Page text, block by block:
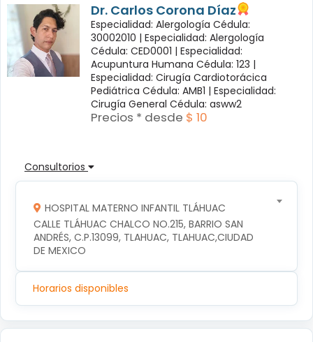
Dr. Carlos Corona Díaz
Especialidad: Alergología Cédula:
30002010 | Especialidad: Alergología
Cédula: CED0001 | Especialidad:
Acupuntura Humana Cédula: 123 |
Especialidad: Cirugía Cardiotorácica
Pediátrica Cédula: AMB1 | Especialidad:
Cirugía General Cédula: asww2
Precios * desde $ 10
Consultorios
HOSPITAL MATERNO INFANTIL TLÁHUAC
CALLE TLÁHUAC CHALCO NO.215, BARRIO SAN
ANDRÉS, C.P.13099, TLAHUAC, TLAHUAC,CIUDAD
DE MEXICO
Horarios disponibles